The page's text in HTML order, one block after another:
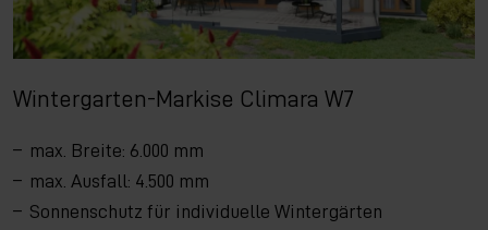
Wintergarten-Markise Climara W7
max. Breite: 6.000 mm
max. Ausfall: 4.500 mm
Sonnenschutz für individuelle Wintergärten